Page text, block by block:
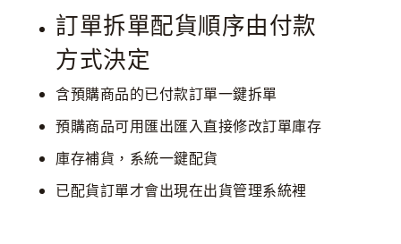
訂單拆單配貨順序由付款
方式決定
含預購商品的已付款訂單一鍵拆單
預購商品可用匯出匯入直接修改訂單庫存
庫存補貨，系統一鍵配貨
已配貨訂單才會出現在出貨管理系統裡